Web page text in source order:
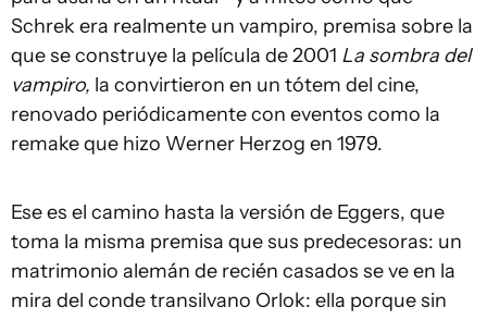
Schrek era realmente un vampiro, premisa sobre la
que se construye la película de 2001 La sombra del
vampiro, la convirtieron en un tótem del cine,
renovado periódicamente con eventos como la
remake que hizo Werner Herzog en 1979.
Ese es el camino hasta la versión de Eggers, que
toma la misma premisa que sus predecesoras: un
matrimonio alemán de recién casados se ve en la
mira del conde transilvano Orlok: ella porque sin